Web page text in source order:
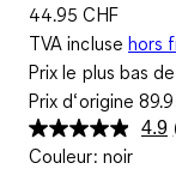
44.95 CHF
TVA incluse hors
Prix le plus bas
Prix d‘origine
4.9
Couleur: noir